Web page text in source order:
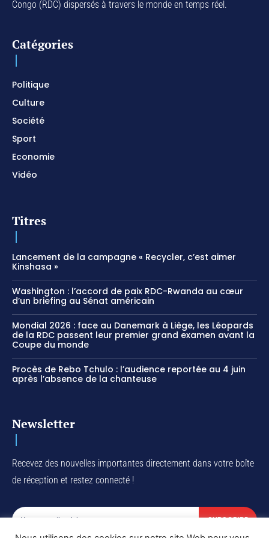
For Your Name Is Holy / Prophetic Worship
I SURRENDER / Soaking Worship Instrumental /
Congo (RDC) dispersés à travers le monde en temps réel.
Catégories
Politique
Culture
Société
Sport
Economie
Vidéo
Titres
Lancement de la campagne « Recycler, c’est aimer
Kinshasa »
Washington : l’accord de paix RDC-Rwanda au cœur
d’un briefing au Sénat américain
Mondial 2026 : face au Danemark à Liège, les Léopards
de la RDC passent leur premier grand examen avant la
Coupe du monde
Procès de Rebo Tchulo : l’audience reportée au 4 juin
après l’absence de la chanteuse
Newsletter
Recevez des nouvelles importantes directement dans votre boîte
de réception et restez connecté !
SUBSCRIBE